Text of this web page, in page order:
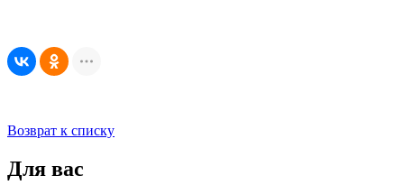
Возврат к списку
Для вас